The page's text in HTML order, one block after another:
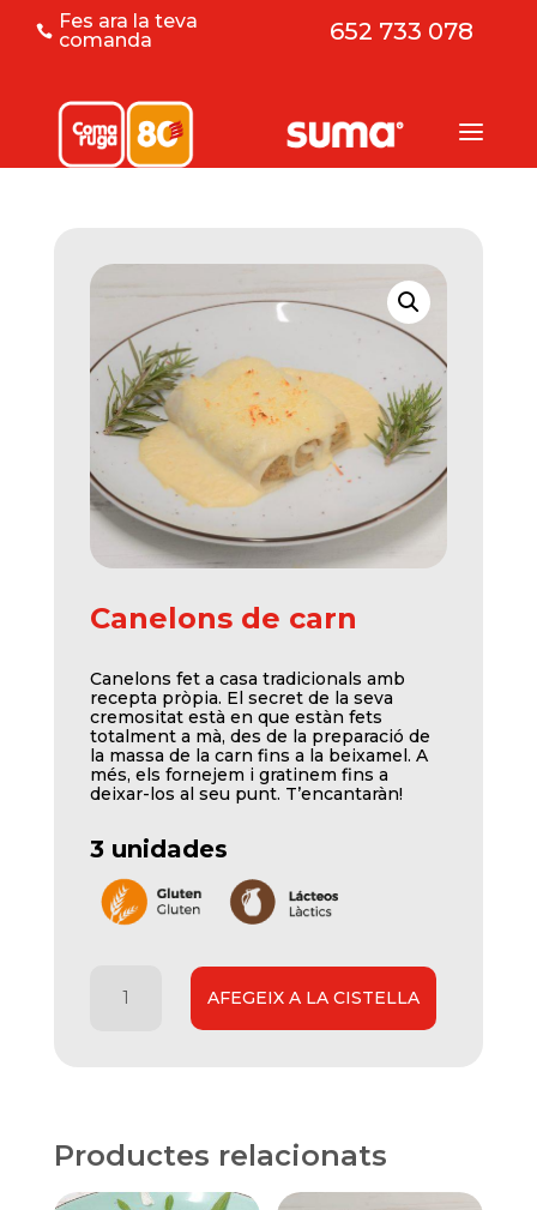
 Fes ara la teva
comanda
652 733 078
Canelons de carn
Canelons fet a casa tradicionals amb
recepta pròpia. El secret de la seva
cremositat està en que estàn fets
totalment a mà, des de la preparació de
la massa de la carn fins a la beixamel. A
més, els fornejem i gratinem fins a
deixar-los al seu punt. T’encantaràn!
3 unidades
AFEGEIX A LA CISTELLA
Productes relacionats